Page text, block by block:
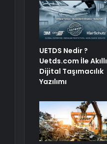
UETDS Nedir ?
Uetds.com İle Akıllı
Dijital Taşımacılık
Yazılımı